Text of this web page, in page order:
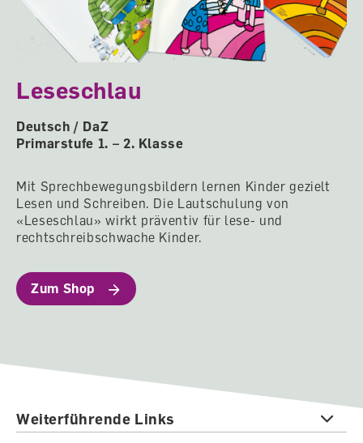
Leseschlau
Deutsch / DaZ
Primarstufe 1. – 2. Klasse
Mit Sprechbewegungsbildern lernen Kinder gezielt
Lesen und Schreiben. Die Lautschulung von
«Leseschlau» wirkt präventiv für lese- und
rechtschreibschwache Kinder.
Zum Shop
Weiterführende Links